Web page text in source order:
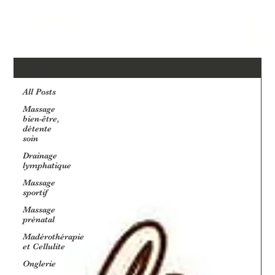
All Posts
Massage
bien-être,
détente
soin
Drainage
lymphatique
Massage
sportif
Massage
prénatal
Madérothérapie
et Cellulite
Onglerie